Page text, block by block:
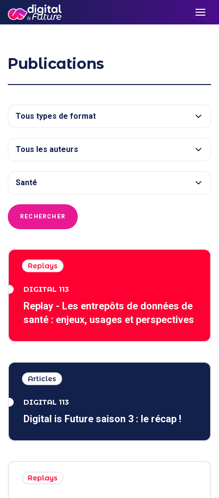
Publications
RECHERCHER
Replays
DIGITAL 113
Replay - Les entrepôts de données de
santé : enjeux, usages et perspectives
Articles
DIGITAL 113
Digital is Future saison 3 : le récap !
Replays